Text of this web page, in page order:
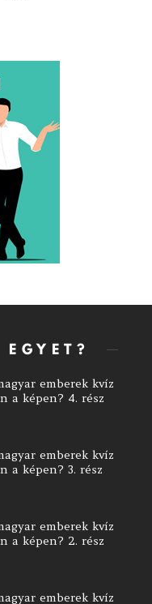
emberek kvíz
a képen? 4. rész
emberek kvíz
a képen? 3. rész
emberek kvíz
a képen? 2. rész
emberek kvíz